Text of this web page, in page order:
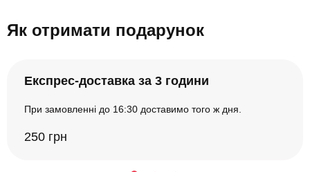
Як отримати подарунок
Експрес-доставка за 3 години
При замовленні до 16:30 доставимо того ж дня.
250 грн